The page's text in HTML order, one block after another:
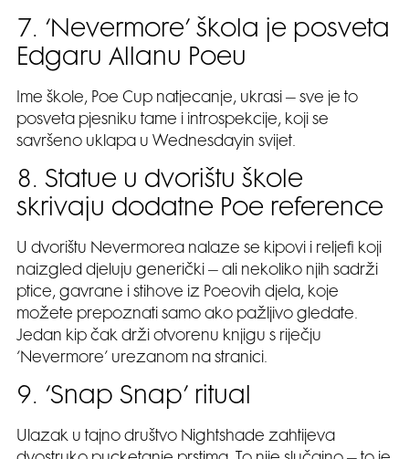
7. ‘Nevermore’ škola je posveta
Edgaru Allanu Poeu
Ime škole, Poe Cup natjecanje, ukrasi – sve je to
posveta pjesniku tame i introspekcije, koji se
savršeno uklapa u Wednesdayin svijet.
8. Statue u dvorištu škole
skrivaju dodatne Poe reference
U dvorištu Nevermorea nalaze se kipovi i reljefi koji
naizgled djeluju generički – ali nekoliko njih sadrži
ptice, gavrane i stihove iz Poeovih djela, koje
možete prepoznati samo ako pažljivo gledate.
Jedan kip čak drži otvorenu knjigu s riječju
‘Nevermore’ urezanom na stranici.
9. ‘Snap Snap’ ritual
Ulazak u tajno društvo Nightshade zahtijeva